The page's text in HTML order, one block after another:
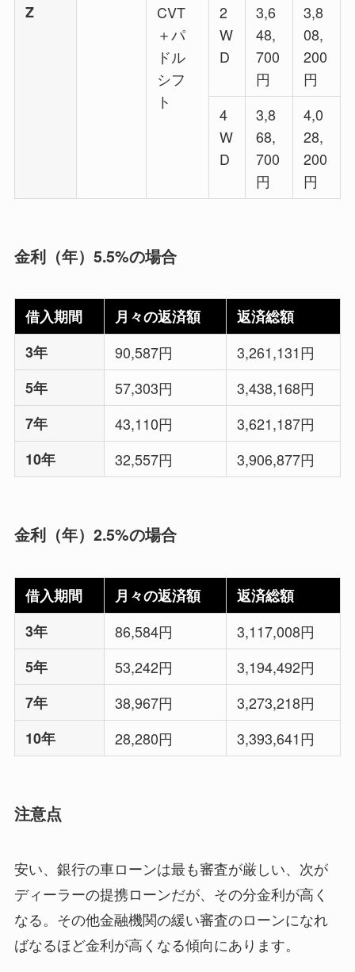
Z
CVT
＋パ
ドル
シフ
ト
2
W
D
3,6
48,
700
円
3,8
08,
200
円
4
W
D
3,8
68,
700
円
4,0
28,
200
円
金利（年）5.5%の場合
借入期間 月々の返済額
返済総額
3年
90,587円
3,261,131円
5年
57,303円
3,438,168円
7年
43,110円
3,621,187円
10年
32,557円 3,906,877円
金利（年）2.5%の場合
借入期間 月々の返済額
返済総額
3年
86,584円
3,117,008円
5年
53,242円
3,194,492円
7年
38,967円
3,273,218円
10年
28,280円 3,393,641円
注意点
安い、銀行の車ローンは最も審査が厳しい、次が
ディーラーの提携ローンだが、その分金利が高く
なる。その他金融機関の緩い審査のローンになれ
ばなるほど金利が高くなる傾向にあります。